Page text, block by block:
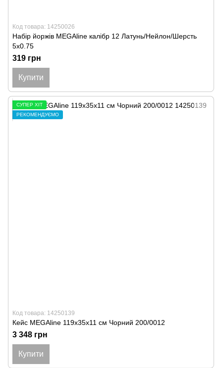
Код товара: 14250026
Набір йоржів MEGAline калібр 12 Латунь/Нейлон/Шерсть
5x0.75
319 грн
Купити
СУПЕР ХІТ
РЕКОМЕНДУЄМО
Код товара: 14250139
Кейс MEGAline 119х35х11 см Чорний 200/0012
3 348 грн
Купити